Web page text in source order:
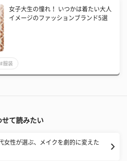
女子大生の憧れ！ いつかは着たい大人
イメージのファッションブランド5選
#服装
せて読みたい
女性が選ぶ、メイクを劇的に変えた